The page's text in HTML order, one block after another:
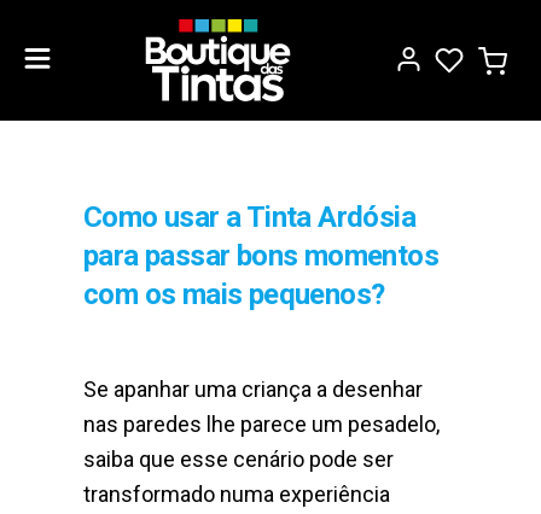
Como usar a Tinta Ardósia
para passar bons momentos
com os mais pequenos?
Se apanhar uma criança a desenhar
nas paredes lhe parece um pesadelo,
saiba que esse cenário pode ser
transformado numa experiência